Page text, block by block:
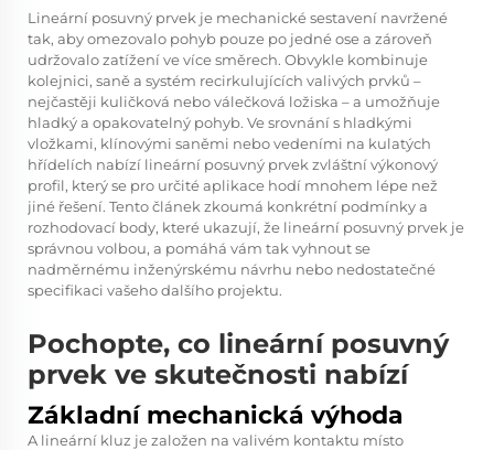
Lineární posuvný prvek je mechanické sestavení navržené
tak, aby omezovalo pohyb pouze po jedné ose a zároveň
udržovalo zatížení ve více směrech. Obvykle kombinuje
kolejnici, saně a systém recirkulujících valivých prvků –
nejčastěji kuličková nebo válečková ložiska – a umožňuje
hladký a opakovatelný pohyb. Ve srovnání s hladkými
vložkami, klínovými saněmi nebo vedeními na kulatých
hřídelích nabízí lineární posuvný prvek zvláštní výkonový
profil, který se pro určité aplikace hodí mnohem lépe než
jiné řešení. Tento článek zkoumá konkrétní podmínky a
rozhodovací body, které ukazují, že lineární posuvný prvek je
správnou volbou, a pomáhá vám tak vyhnout se
nadměrnému inženýrskému návrhu nebo nedostatečné
specifikaci vašeho dalšího projektu.
Pochopte, co lineární posuvný
prvek ve skutečnosti nabízí
Základní mechanická výhoda
A lineární kluz je založen na valivém kontaktu místo